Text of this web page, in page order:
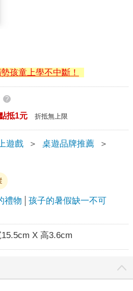
孩童上學不中斷！
?
抵1元 折抵無上限
遊戲 ＞ 桌遊品牌推薦
＞
禮物 孩子的暑假缺一不可
X 高3.6cm